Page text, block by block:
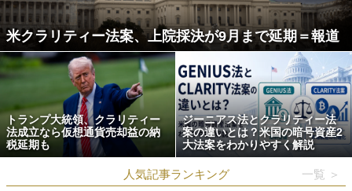
米クラリティー法案、上院採決が9月まで延期＝報道
トランプ大統領、クラリティー
法成立なら仮想通貨売却益の納
税延期も
ジーニアス法とクラリティー法
案の違いとは？米国の暗号資産2
大法案をわかりやすく解説
人気記事ランキング 一覧 ＞